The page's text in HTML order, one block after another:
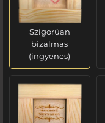
Szigorúan
bizalmas
(ingyenes)